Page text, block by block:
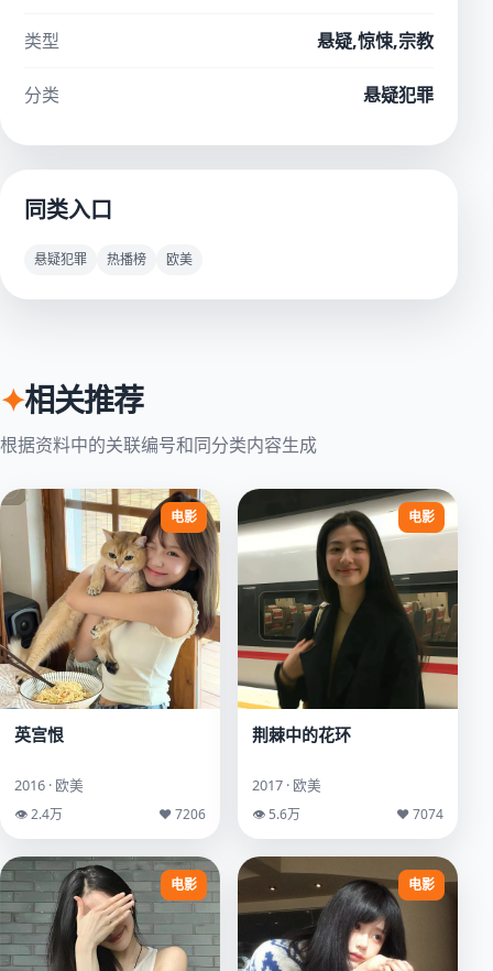
类型 悬疑,惊悚,宗教
分类 悬疑犯罪
同类入口
悬疑犯罪 热播榜 欧美
✦相关推荐
根据资料中的关联编号和同分类内容生成
电影
英宫恨
2016 · 欧美
👁 2.4万 ♥ 7206
电影
荆棘中的花环
2017 · 欧美
👁 5.6万 ♥ 7074
电影 电影